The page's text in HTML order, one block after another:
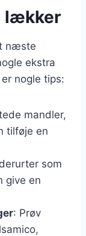
lækker
næste
ekstra
nogle tips:
mandler,
tilføje en
som
give en
: Prøv